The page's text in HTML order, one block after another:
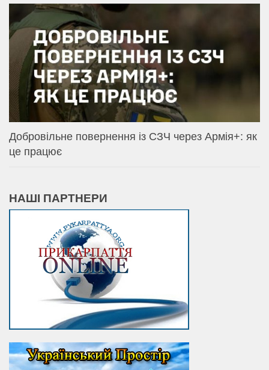
Добровільне повернення із СЗЧ через Армія+: як
це працює
НАШІ ПАРТНЕРИ